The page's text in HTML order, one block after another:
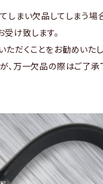
まい欠品してしまう場
け致します。
だくことをお勧めいたし
、万一欠品の際はご了承